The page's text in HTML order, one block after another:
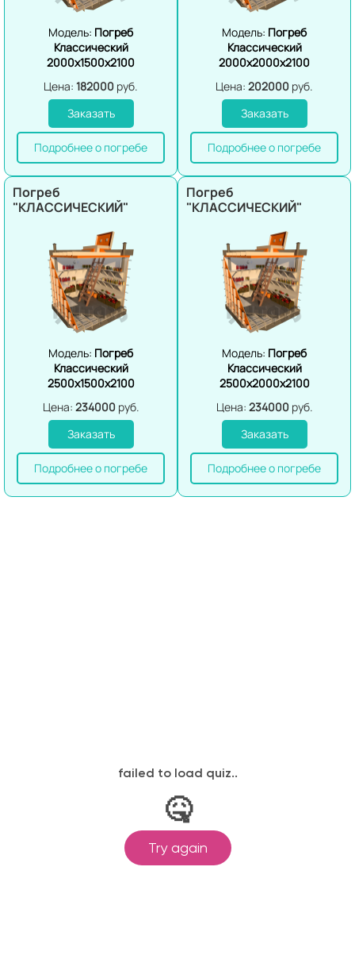
Модель: Погреб
Классический
2000х1500х2100
Цена: 182000 руб.
Заказать
Подробнее о погребе
Модель: Погреб
Классический
2000х2000х2100
Цена: 202000 руб.
Заказать
Подробнее о погребе
Погреб
"КЛАССИЧЕСКИЙ"
Модель: Погреб
Классический
2500х1500х2100
Цена: 234000 руб.
Заказать
Подробнее о погребе
Погреб
"КЛАССИЧЕСКИЙ"
Модель: Погреб
Классический
2500х2000х2100
Цена: 234000 руб.
Заказать
Подробнее о погребе